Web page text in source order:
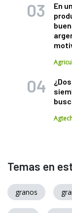
En
Temas en
granos